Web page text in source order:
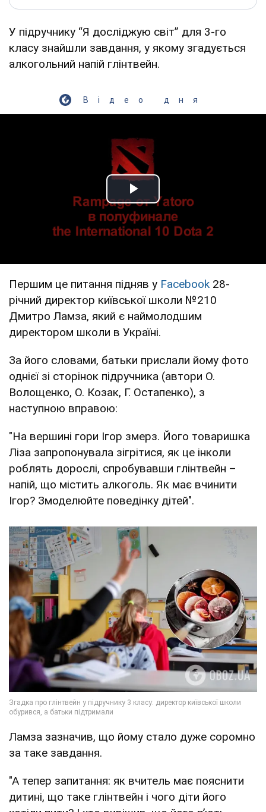
У підручнику “Я досліджую світ” для 3-го
класу знайшли завдання, у якому згадується
алкогольний напій глінтвейн.
Відео дня
Play Video
Першим це питання підняв у Facebook 28-
річний директор київської школи №210
Дмитро Ламза, який є наймолодшим
директором школи в Україні.
За його словами, батьки прислали йому фото
однієї зі сторінок підручника (автори О.
Волощенко, О. Козак, Г. Остапенко), з
наступною вправою:
"На вершині гори Ігор змерз. Його товаришка
Ліза запропонувала зігрітися, як це інколи
роблять дорослі, спробувавши глінтвейн –
напій, що містить алкоголь. Як має вчинити
Ігор? Змоделюйте поведінку дітей".
Ламза зазначив, що йому стало дуже соромно
за таке завдання.
"А тепер запитання: як вчитель має пояснити
дитині, що таке глінтвейн і чого діти його